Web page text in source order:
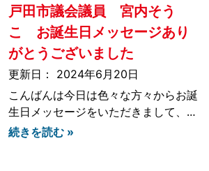
戸田市議会議員 宮内そう
こ お誕生日メッセージあり
がとうございました
2024年6月20日
こんばんは今日は色々な方々からお誕
生日メッセージをいただきまして、朝
から心温まる1日となりました大人に
続きを読む »